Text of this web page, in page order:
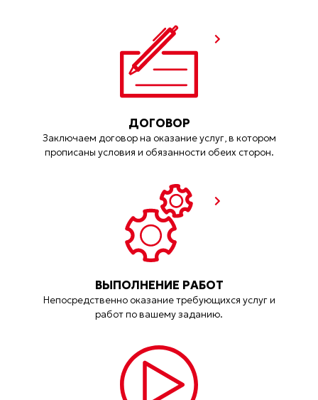
ДОГОВОР
Заключаем договор на оказание услуг, в котором
прописаны условия и обязанности обеих сторон.
ВЫПОЛНЕНИЕ РАБОТ
Непосредственно оказание требующихся услуг и
работ по вашему заданию.